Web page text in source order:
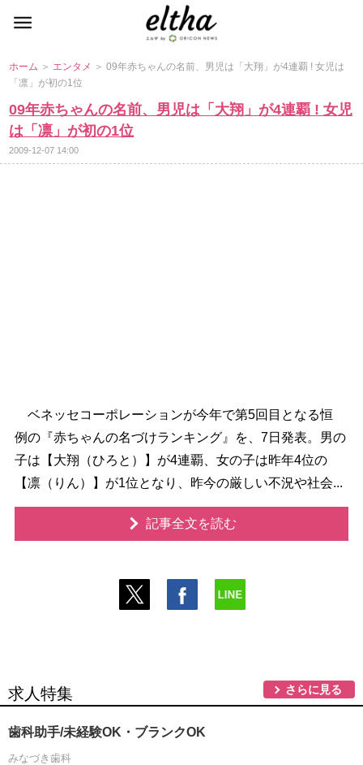
ホーム ＞ エンタメ ＞ 09年赤ちゃんの名前、男児は「大翔」が4連覇 ! 女児は
「凛」が初の1位
09年赤ちゃんの名前、男児は「大翔」が4連覇 ! 女児
は「凛」が初の1位
2009-12-07 14:00
ベネッセコーポレーションが今年で第5回目となる恒
例の『赤ちゃんの名づけランキング』を、7日発表。男の
子は【大翔（ひろと）】が4連覇、女の子は昨年4位の
【凛（りん）】が1位となり、昨今の厳しい不況や社会...
記事全文を読む
求人特集 さらに見る
歯科助手/未経験OK・ブランクOK
みなづき歯科